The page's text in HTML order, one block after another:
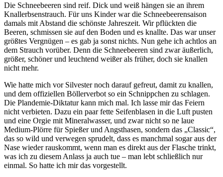
Die Schneebeeren sind reif. Dick und weiß hängen sie an ihrem
Knallerbsenstrauch. Für uns Kinder war die Schneebeerensaison
damals mit Abstand die schönste Jahreszeit. Wir pflückten die
Beeren, schmissen sie auf den Boden und es knallte. Das war unser
größtes Vergnügen – es gab ja sonst nichts. Nun gehe ich achtlos an
dem Strauch vorüber. Denn die Schneebeeren sind zwar äußerlich,
größer, schöner und leuchtend weißer als früher, doch sie knallen
nicht mehr.
Wie hatte mich vor Silvester noch darauf gefreut, damit zu knallen,
und dem offiziellen Böllerverbot so ein Schnippchen zu schlagen.
Die Plandemie-Diktatur kann mich mal. Ich lasse mir das Feiern
nicht verbieten. Dazu ein paar fette Seifenblasen in die Luft pusten
und eine Orgie mit Mineralwasser, und zwar nicht so ne laue
Medium-Plörre für Spießer und Angsthasen, sondern das „Classic“,
das so wild und verwegen sprudelt, dass es manchmal sogar aus der
Nase wieder rauskommt, wenn man es direkt aus der Flasche trinkt,
was ich zu diesem Anlass ja auch tue – man lebt schließlich nur
einmal. So hatte ich mir das vorgestellt.